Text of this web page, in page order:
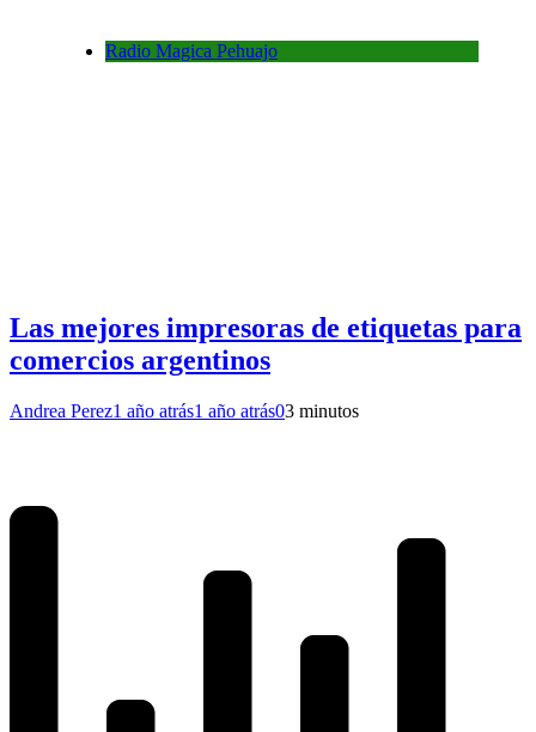
Radio Magica Pehuajo
Las mejores impresoras de etiquetas para
comercios argentinos
Andrea Perez1 año atrás1 año atrás03 minutos